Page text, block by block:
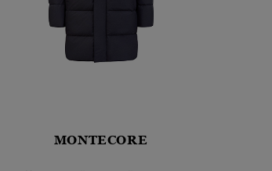
MONTECORE